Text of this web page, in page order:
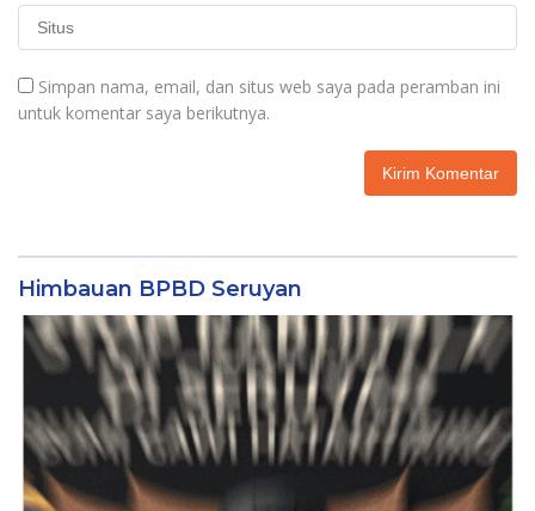
Simpan nama, email, dan situs web saya pada peramban ini
untuk komentar saya berikutnya.
Himbauan BPBD Seruyan